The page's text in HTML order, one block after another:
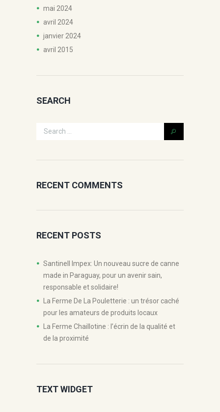
mai 2024
avril 2024
janvier 2024
avril 2015
SEARCH
RECENT COMMENTS
RECENT POSTS
Santinell Impex: Un nouveau sucre de canne
made in Paraguay, pour un avenir sain,
responsable et solidaire!
La Ferme De La Pouletterie : un trésor caché
pour les amateurs de produits locaux
La Ferme Chaillotine : l’écrin de la qualité et
de la proximité
TEXT WIDGET